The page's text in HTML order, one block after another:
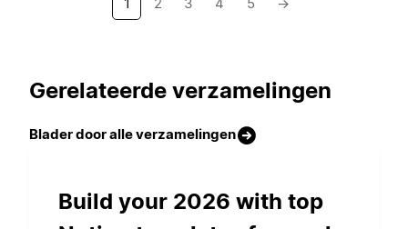
Gerelateerde verzamelingen
Blader door alle verzamelingen
Build your 2026 with top